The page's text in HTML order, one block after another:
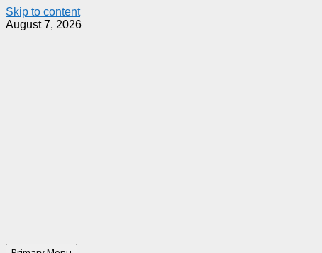
Skip to content
August 7, 2026